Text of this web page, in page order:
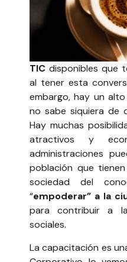
TIC disponibles que
al tener esta
embargo, hay un
no sabe siquiera de
Hay muchas
atractivos y
administraciones
población que
sociedad del
“empoderar” a la
para contribuir a
sociales.
La capacitación es